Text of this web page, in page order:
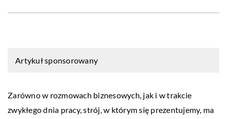
Artykuł sponsorowany
Zarówno w rozmowach biznesowych, jak i w trakcie
zwykłego dnia pracy, strój, w którym się prezentujemy, ma